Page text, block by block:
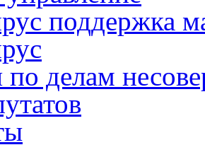
поддержка
делам